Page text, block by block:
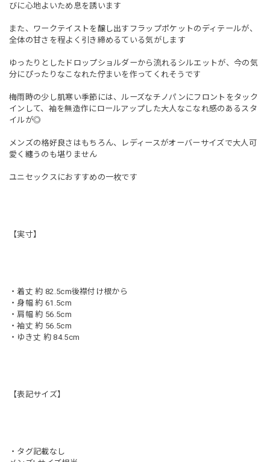
びに心地よいため息を誘います
また、ワークテイストを醸し出すフラップポケットのディテールが、
全体の甘さを程よく引き締めるている気がします
ゆったりとしたドロップショルダーから流れるシルエットが、今の気
分にぴったりなこなれた佇まいを作ってくれそうです
梅雨時の少し肌寒い季節には、ルーズなチノパンにフロントをタック
インして、袖を無造作にロールアップした大人なこなれ感のあるスタ
イルが◎
メンズの格好良さはもちろん、レディースがオーバーサイズで大人可
愛く纏うのも堪りません
ユニセックスにおすすめの一枚です
【実寸】
・着丈 約 82.5cm後襟付け根から
・身幅 約 61.5cm
・肩幅 約 56.5cm
・袖丈 約 56.5cm
・ゆき丈 約 84.5cm
【表記サイズ】
・タグ記載なし